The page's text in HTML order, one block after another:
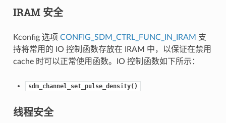
IRAM 安全
Kconfig 选项 CONFIG_SDM_CTRL_FUNC_IN_IRAM 支
持将常用的 IO 控制函数存放在 IRAM 中，以保证在禁用
cache 时可以正常使用函数。IO 控制函数如下所示：
sdm_channel_set_pulse_density()
线程安全